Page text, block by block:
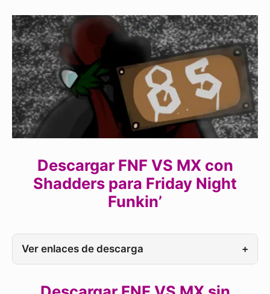
Descargar FNF VS MX con
Shadders para Friday Night
Funkin’
Ver enlaces de descarga +